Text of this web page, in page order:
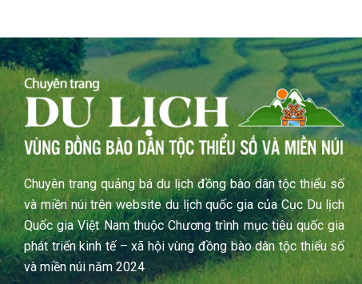
Chuyên trang quảng bá du lịch đồng bào dân tộc thiểu số
và miền núi trên website du lịch quốc gia của Cục Du lịch
Quốc gia Việt Nam thuộc Chương trình mục tiêu quốc gia
phát triển kinh tế – xã hội vùng đồng bào dân tộc thiểu số
và miền núi năm 2024